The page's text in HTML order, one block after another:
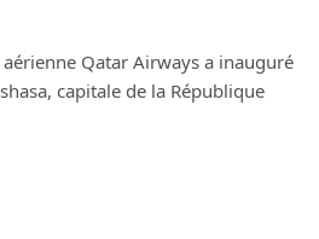
Qatar Airways a inauguré
capitale de la République